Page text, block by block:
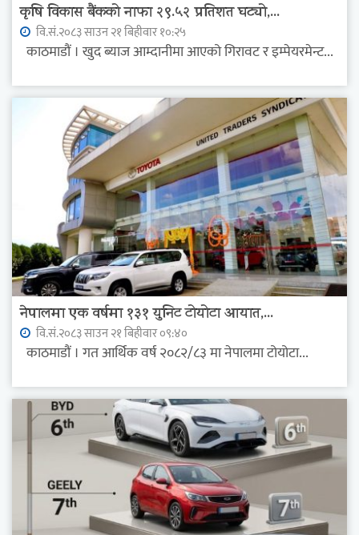
कृषि विकास बैंकको नाफा २९.५२ प्रतिशत घट्यो,...
वि.सं.२०८३ साउन २१ बिहीवार १०:२५
काठमाडौं । खुद ब्याज आम्दानीमा आएको गिरावट र इम्पेयरमेन्ट...
नेपालमा एक वर्षमा १३१ युनिट टोयोटा आयात,...
वि.सं.२०८३ साउन २१ बिहीवार ०९:४०
काठमाडौं । गत आर्थिक वर्ष २०८२/८३ मा नेपालमा टोयोटा...